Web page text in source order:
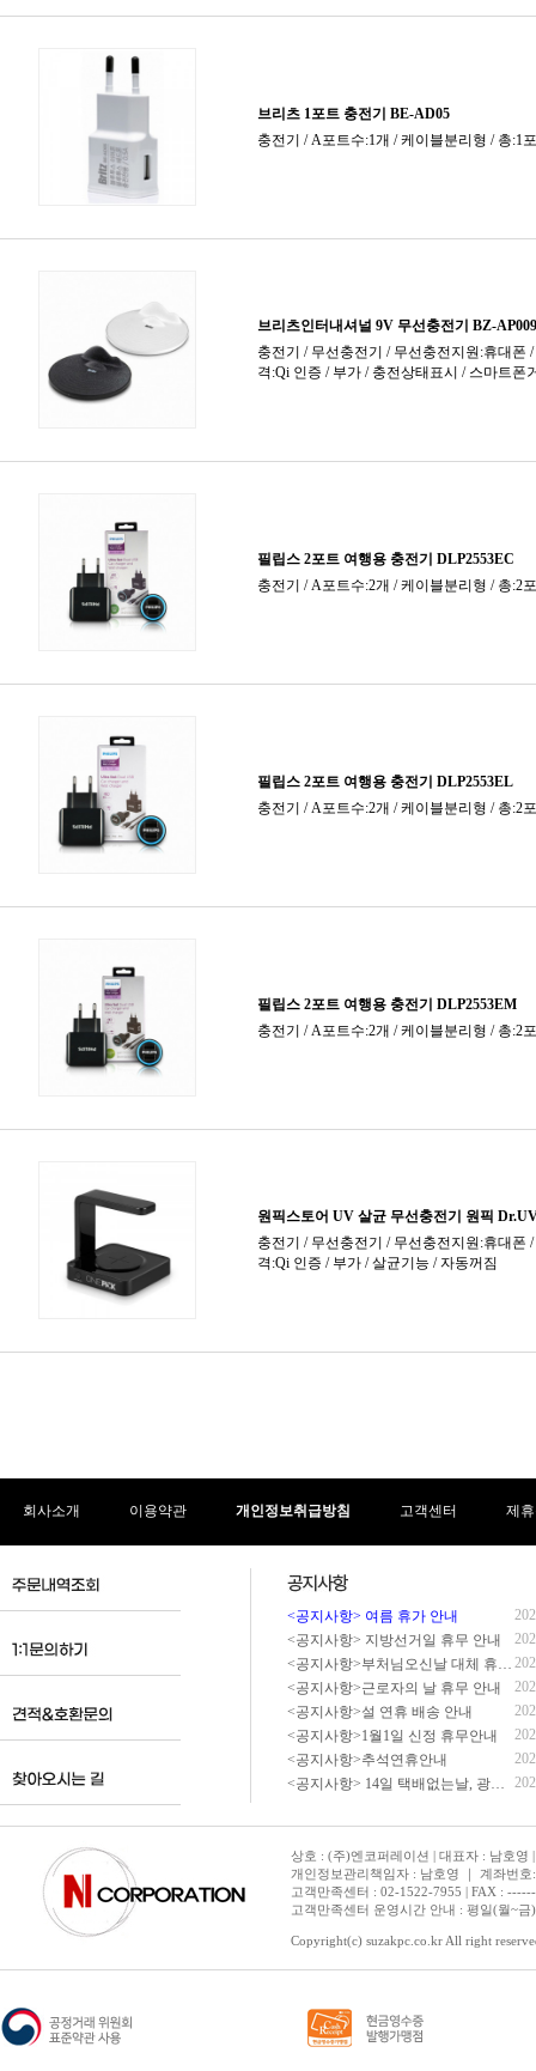
회사소개 이용약관 개인정보취급방침 고객센터 제
<공지사항> 여름 휴가 안내
<공지사항> 지방선거일 휴무 안내
<공지사항>부처님오신날 대체 휴무 안내
<공지사항>근로자의 날 휴무 안내
<공지사항>설 연휴 배송 안내
<공지사항>1월1일 신정 휴무안내
<공지사항>추석연휴안내
<공지사항> 14일 택배없는날, 광복절 휴무 배송 안내
상호 : (주)엔코퍼레이션 | 대표자 : 남호영
개인정보관리책임자 : 남호영 ｜ 계좌번
고객만족센터 : 02-1522-7955 | FAX :
고객만족센터 운영시간 안내 : 평일(월~
Copyright(c) suzakpc.co.kr All right